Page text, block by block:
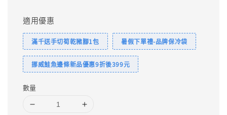
適用優惠
滿千送手切筍乾豬腳1包 暑假下單禮-品牌保冷袋
挪威鮭魚邊條新品優惠9折後399元
數量